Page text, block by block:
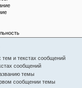
тем и текстах сообщений
сообщений
темы
сообщении темы